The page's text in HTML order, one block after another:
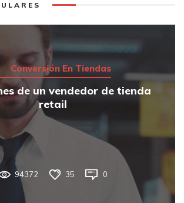
Conversión En Tiendas
de un vendedor de tienda
retail
94372 35 0